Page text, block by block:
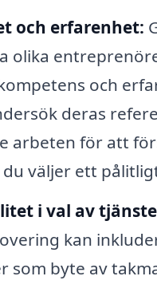
och erfarenhet:
olika
och
deras
arbeten för att
väljer ett
i val av
kan
som byte av